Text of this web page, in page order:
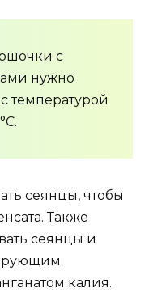
с
нужно
температурой
сеянцы, чтобы
Также
сеянцы и
калия.